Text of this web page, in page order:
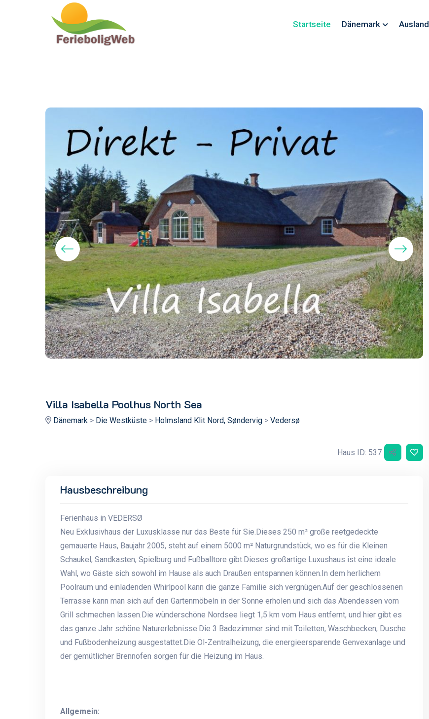
Startseite Dänemark Ausland
Villa Isabella Poolhus North Sea
Dänemark> Die Westküste> Holmsland Klit Nord, Søndervig> Vedersø
Haus ID: 537
Hausbeschreibung
Ferienhaus in VEDERSØ
Neu Exklusivhaus der Luxusklasse nur das Beste für Sie.Dieses 250 m² große reetgedeckte
gemauerte Haus, Baujahr 2005, steht auf einem 5000 m² Naturgrundstück, wo es für die Kleinen
Schaukel, Sandkasten, Spielburg und Fußballtore gibt.Dieses großartige Luxushaus ist eine ideale
Wahl, wo Gäste sich sowohl im Hause als auch Draußen entspannen können.In dem herlichem
Poolraum und einladenden Whirlpool kann die ganze Familie sich vergnügen.Auf der geschlossenen
Terrasse kann man sich auf den Gartenmöbeln in der Sonne erholen und sich das Abendessen vom
Grill schmechen lassen.Die wünderschöne Nordsee liegt 1,5 km vom Haus entfernt, und hier gibt es
das ganze Jahr schöne Naturerlebnisse.Die 3 Badezimmer sind mit Toiletten, Waschbecken, Dusche
und Fußbodenheizung ausgestattet.Die Öl-Zentralheizung, die energieersparende Genvexanlage und
der gemütlicher Brennofen sorgen für die Heizung im Haus.
Allgemein: